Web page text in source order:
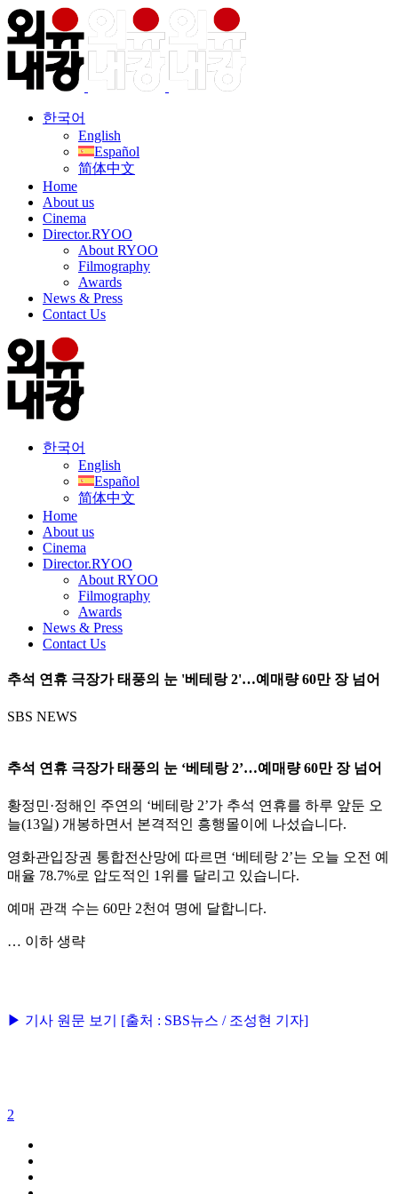
한국어
English
Español
简体中文
Home
About us
Cinema
Director.RYOO
About RYOO
Filmography
Awards
News & Press
Contact Us
한국어
English
Español
简体中文
Home
About us
Cinema
Director.RYOO
About RYOO
Filmography
Awards
News & Press
Contact Us
추석 연휴 극장가 태풍의 눈 '베테랑 2'…예매량 60만 장 넘어
SBS NEWS
추석 연휴 극장가 태풍의 눈 ‘베테랑 2’…예매량 60만 장 넘어
황정민·정해인 주연의 ‘베테랑 2’가 추석 연휴를 하루 앞둔 오
늘(13일) 개봉하면서 본격적인 흥행몰이에 나섰습니다.
영화관입장권 통합전산망에 따르면 ‘베테랑 2’는 오늘 오전 예
매율 78.7%로 압도적인 1위를 달리고 있습니다.
예매 관객 수는 60만 2천여 명에 달합니다.
… 이하 생략
▶ 기사 원문 보기 [출처 : SBS뉴스 / 조성현 기자]
2